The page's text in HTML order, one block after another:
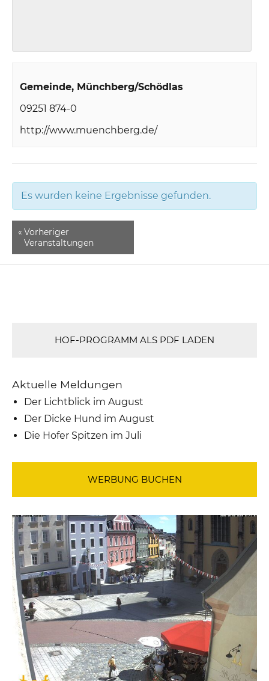
Gemeinde Münchberg/Schödlas
09251 874-0
http://www.muenchberg.de/
Es wurden keine Ergebnisse gefunden.
« Vorheriger
Veranstaltungen
HOF-PROGRAMM ALS PDF LADEN
Aktuelle Meldungen
Der Lichtblick im August
Der Dicke Hund im August
Die Hofer Spitzen im Juli
WERBUNG BUCHEN